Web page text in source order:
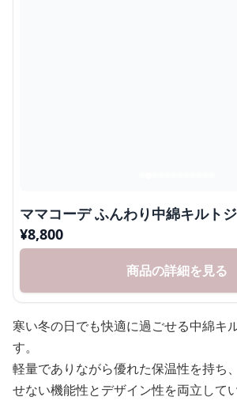
ママコーデ ふんわり中綿キルト
¥8,800
商品の詳細を見る
寒い冬の日でも快適に過ごせる中綿キ
す。
軽量でありながら優れた保温性を持ち
せない機能性とデザイン性を両立してい